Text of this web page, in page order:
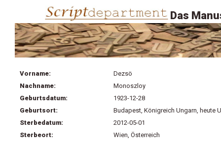
Das
Vorname:
Dezsö
Nachname:
Monoszloy
Geburtsdatum:
1923-12-28
Geburtsort:
Budapest, Königreich Ungarn, heute
Sterbedatum:
2012-05-01
Sterbeort:
Wien, Österreich